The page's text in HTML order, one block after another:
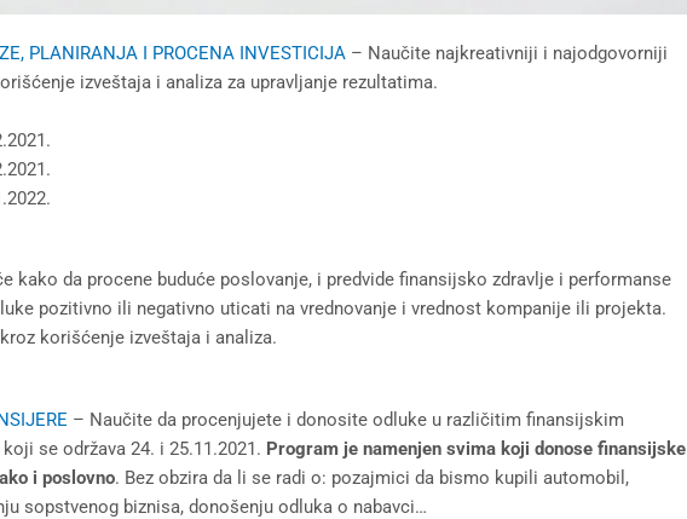
PLANIRANJA I PROCENA INVESTICIJA – Naučite najkreativniji i najodgovorniji
izveštaja i analiza za upravljanje rezultatima.
kako da procene buduće poslovanje, i predvide finansijsko zdravlje i performanse
pozitivno ili negativno uticati na vrednovanje i vrednost kompanije ili projekta.
korišćenje izveštaja i analiza.
– Naučite da procenjujete i donosite odluke u različitim finansijskim
se održava 24. i 25.11.2021. Program je namenjen svima koji donose finansijske
i poslovno. Bez obzira da li se radi o: pozajmici da bismo kupili automobil,
sopstvenog biznisa, donošenju odluka o nabavci…